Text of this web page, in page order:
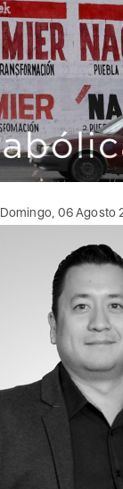
Domingo, 06 Agosto